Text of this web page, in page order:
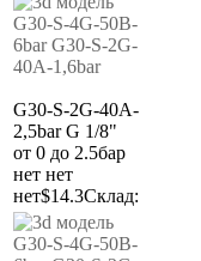
G30-S-2G-40A-
2,5barG 1/8"
от 0 до 2.5бар
нет нет
нет$14.3Склад: